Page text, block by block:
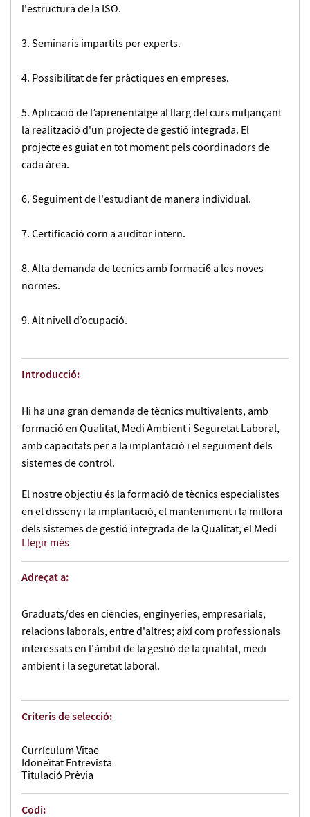
l'estructura de la ISO.
Seminaris impartits per experts.
Possibilitat de fer pràctiques en empreses.
Aplicació de l’aprenentatge al llarg del curs mitjançant
la realització d'un projecte de gestió integrada. El
projecte es guiat en tot moment pels coordinadors de
cada àrea.
Seguiment de l'estudiant de manera individual.
Certificació corn a auditor intern.
Alta demanda de tecnics amb formaci6 a les noves
normes.
Alt nivell d’ocupació.
Introducció:
Hi ha una gran demanda de tècnics multivalents, amb
formació en Qualitat, Medi Ambient i Seguretat Laboral,
amb capacitats per a la implantació i el seguiment dels
sistemes de control.
El nostre objectiu és la formació de tècnics especialistes
en el disseny i la implantació, el manteniment i la millora
dels sistemes de gestió integrada de la Qualitat, el Medi
Ambient i la Seguretat Laboral.
El Màster es manté a l'avantguarda de les normes ISO
Màster s'adaptarà a la nova ISO 9001:2026 quan sigui
publicada oficialment, i s'empraran els esborranys més
avançats fins al seu llançament definitiu. Així mateix, els
continguts del mòdul de Gestió Ambiental també
publicada aquest abril. Aquesta actualització atorgarà a
l'estudiant un avantatge competitiu immediat,
sector. Assegureu-vos el futur amb una formació
dissenyada per als reptes que vindran, no per als que ja
Llegir més
Adreçat a:
Graduats/des en ciències, enginyeries, empresarials,
relacions laborals, entre d'altres; així com professionals
interessats en l'àmbit de la gestió de la qualitat, medi
ambient i la seguretat laboral.
Criteris de selecció:
Currículum Vitae
Idoneïtat Entrevista
Titulació Prèvia
Codi: